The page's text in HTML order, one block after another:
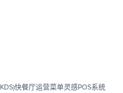
快餐厅运营菜单灵感POS系统